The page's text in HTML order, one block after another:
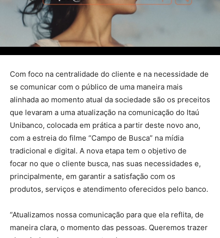
Com foco na centralidade do cliente e na necessidade de
se comunicar com o público de uma maneira mais
alinhada ao momento atual da sociedade são os preceitos
que levaram a uma atualização na comunicação do Itaú
Unibanco, colocada em prática a partir deste novo ano,
com a estreia do filme “Campo de Busca” na mídia
tradicional e digital. A nova etapa tem o objetivo de
focar no que o cliente busca, nas suas necessidades e,
principalmente, em garantir a satisfação com os
produtos, serviços e atendimento oferecidos pelo banco.
“Atualizamos nossa comunicação para que ela reflita, de
maneira clara, o momento das pessoas. Queremos trazer